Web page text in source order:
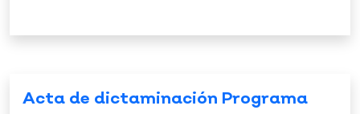
Acta de dictaminación Programa